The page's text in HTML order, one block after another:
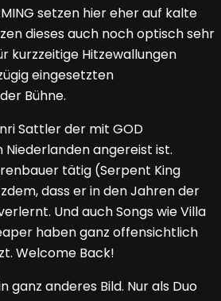
setzen hier eher auf kalte
dieses auch noch optisch sehr
kurzzeitige Hitzewallungen
eingesetzten
Bühne.
Sattler der mit GOD
Niederlanden angereist ist.
tätig (Serpent King
dass er in den Jahren der
Und auch Songs wie Villa
haben ganz offensichtlich
Welcome Back!
ganz anderes Bild. Nur als Duo